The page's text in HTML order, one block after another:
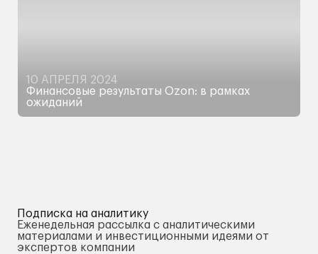
10 АПРЕЛЯ 2024
Финансовые результаты Ozon: в рамках
ожиданий
Подписка на аналитику
Еженедельная рассылка с аналитическими
материалами и инвестиционными идеями от
экспертов компании